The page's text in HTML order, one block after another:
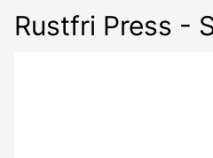
Rustfri Press -